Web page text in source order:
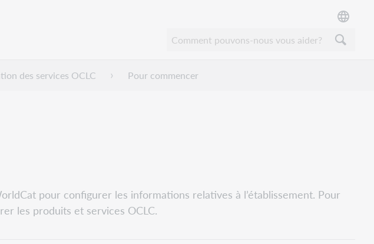
des services OCLC Pour commencer
pour configurer les informations relatives à l’établissement. Pour
les produits et services OCLC.